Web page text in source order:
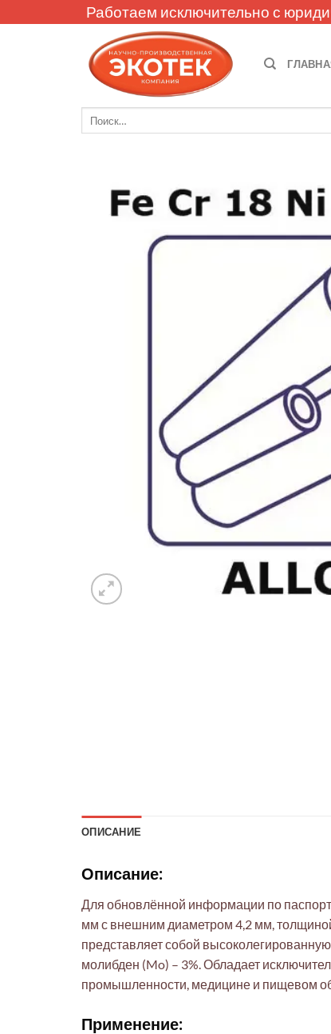
to
Работаем исключительно с
ОПИСАНИЕ
Описание:
Для обновлённой информации по
мм с внешним диаметром 4,2 мм,
представляет собой
молибден (Mo) – 3%. Обладает
промышленности, медицине и пищевом
Применение: